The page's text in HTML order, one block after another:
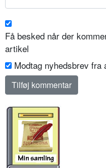
Få besked når der
artikel
Modtag nyhedsbrev fra